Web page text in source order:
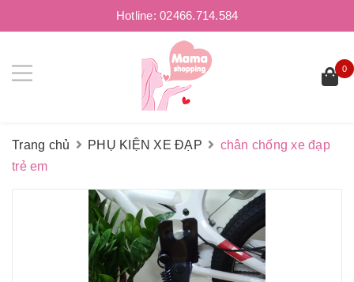
Hotline: 02466.714.584
0
Trang chủ PHỤ KIỆN XE ĐẠP
chân chống xe đạp
trẻ em